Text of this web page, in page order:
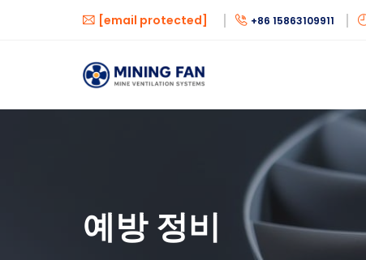
[email protected] +86 15863109911
예방 정비